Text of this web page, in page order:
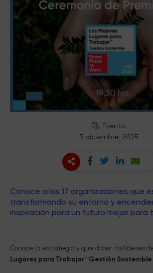
Evento
3 diciembre, 2025
Conoce a las 17 organizaciones que
transformando su entorno y
inspiración para un futuro mejor para
Conoce la estrategia y que dicen los líderes
Lugares para Trabajar™ Gestión Sostenible